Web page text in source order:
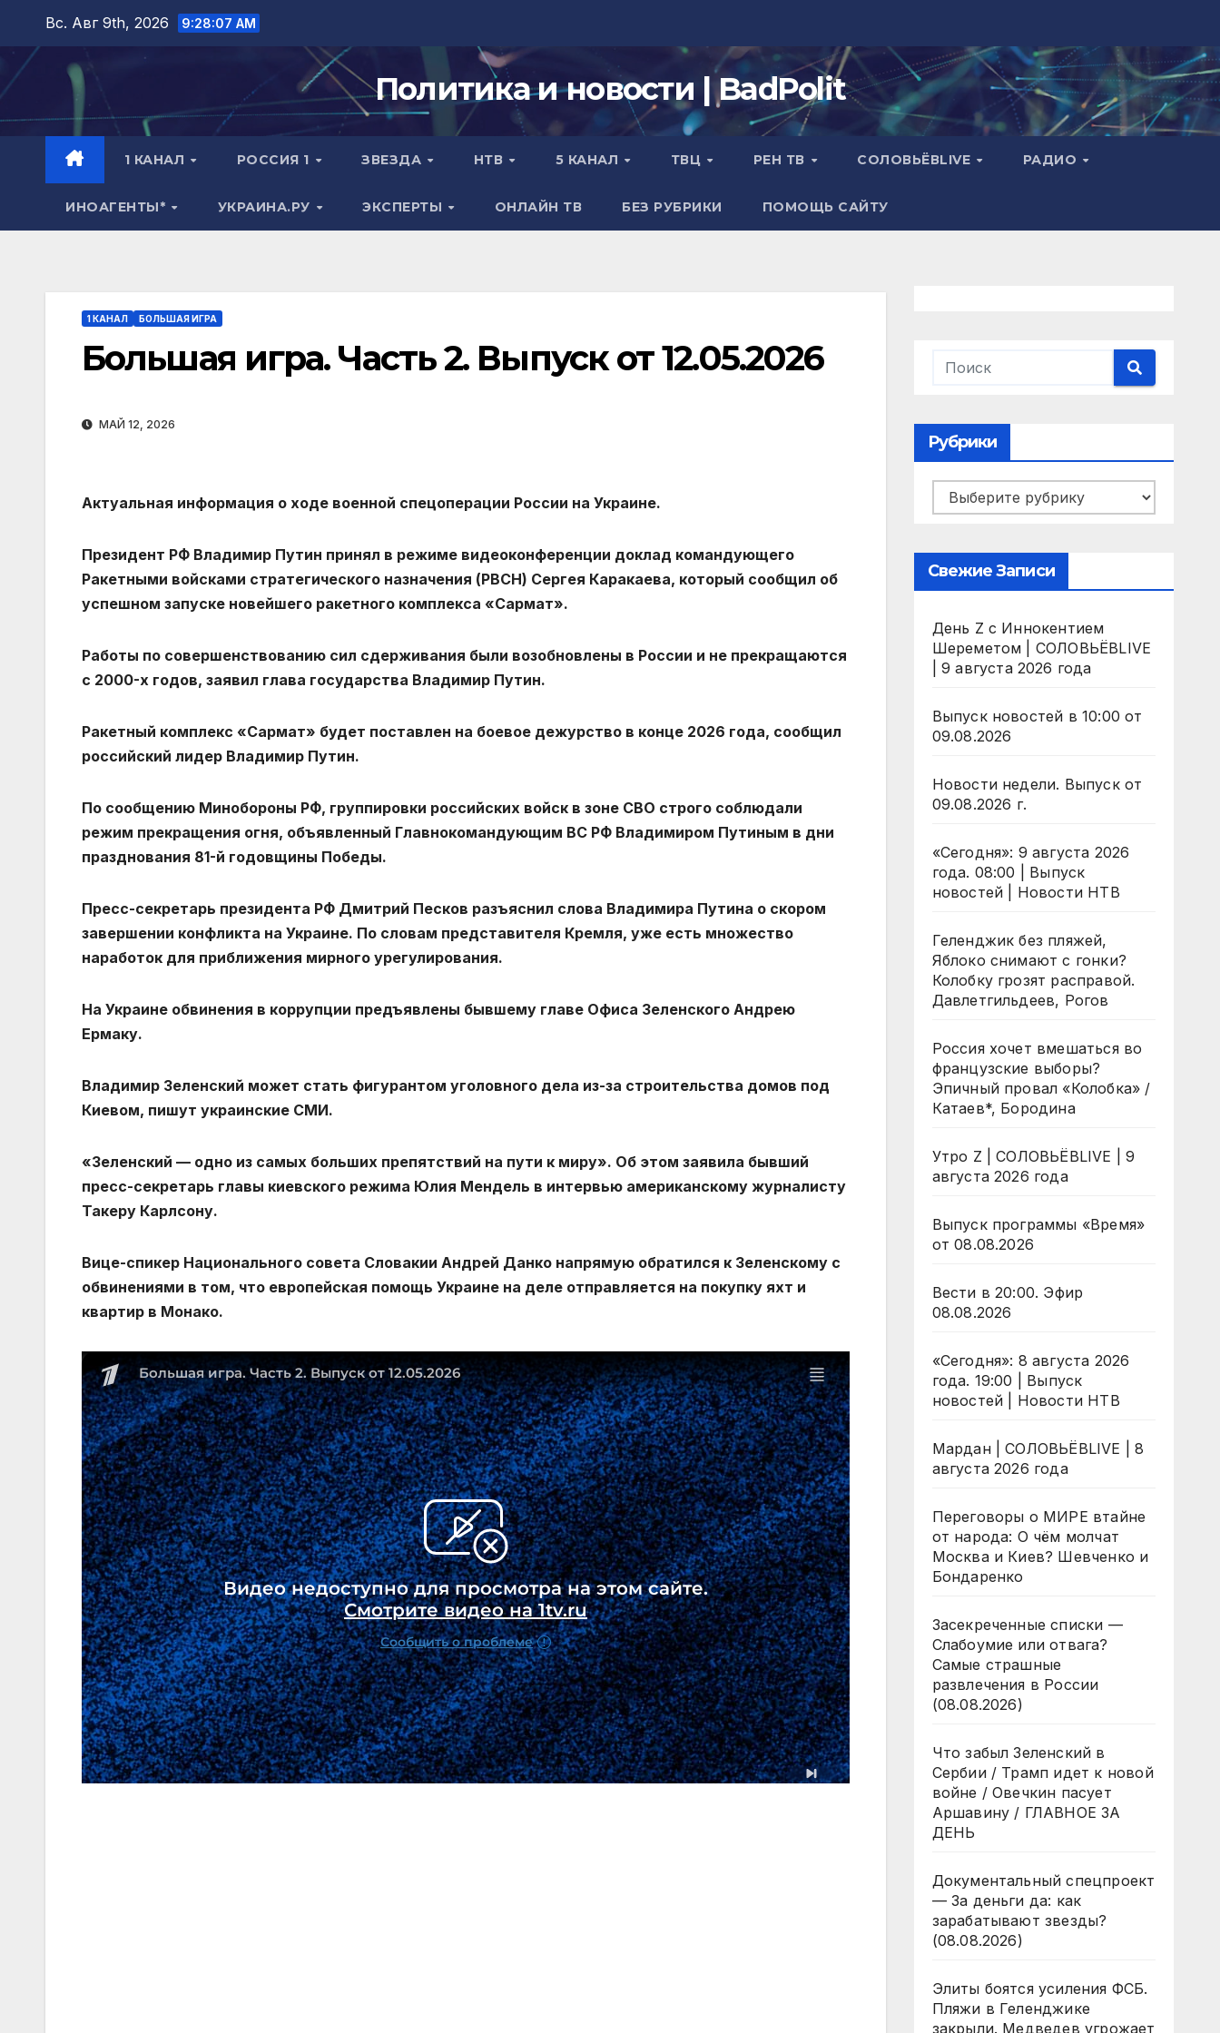
Перейти
содержимому
Вс. Авг 9th, 2026 9:28:08 AM
Политика и новости | BadPolit
1 КАНАЛ РОССИЯ 1 ЗВЕЗДА НТВ 5 КАНАЛ ТВЦ РЕН ТВ СОЛОВЬЁВLIVE РАДИО
ИНОАГЕНТЫ* УКРАИНА.РУ ЭКСПЕРТЫ ОНЛАЙН ТВ БЕЗ РУБРИКИ ПОМОЩЬ САЙТУ
1 КАНАЛ БОЛЬШАЯ ИГРА
Большая игра. Часть 2. Выпуск от 12.05.2026
МАЙ 12, 2026
Актуальная информация о ходе военной спецоперации России на Украине.
Президент РФ Владимир Путин принял в режиме видеоконференции доклад командующего
Ракетными войсками стратегического назначения (РВСН) Сергея Каракаева, который сообщил об
успешном запуске новейшего ракетного комплекса «Сармат».
Работы по совершенствованию сил сдерживания были возобновлены в России и не прекращаются
с 2000-х годов, заявил глава государства Владимир Путин.
Ракетный комплекс «Сармат» будет поставлен на боевое дежурство в конце 2026 года, сообщил
российский лидер Владимир Путин.
По сообщению Минобороны РФ, группировки российских войск в зоне СВО строго соблюдали
режим прекращения огня, объявленный Главнокомандующим ВС РФ Владимиром Путиным в дни
празднования 81-й годовщины Победы.
Пресс-секретарь президента РФ Дмитрий Песков разъяснил слова Владимира Путина о скором
завершении конфликта на Украине. По словам представителя Кремля, уже есть множество
наработок для приближения мирного урегулирования.
На Украине обвинения в коррупции предъявлены бывшему главе Офиса Зеленского Андрею
Ермаку.
Владимир Зеленский может стать фигурантом уголовного дела из-за строительства домов под
Киевом, пишут украинские СМИ.
«Зеленский — одно из самых больших препятствий на пути к миру». Об этом заявила бывший
пресс-секретарь главы киевского режима Юлия Мендель в интервью американскому журналисту
Такеру Карлсону.
Вице-спикер Национального совета Словакии Андрей Данко напрямую обратился к Зеленскому с
обвинениями в том, что европейская помощь Украине на деле отправляется на покупку яхт и
квартир в Монако.
Рубрики
Рубрики
Свежие Записи
День Z с Иннокентием
Шереметом | СОЛОВЬЁВLIVE
| 9 августа 2026 года
Выпуск новостей в 10:00 от
09.08.2026
Новости недели. Выпуск от
09.08.2026 г.
«Сегодня»: 9 августа 2026
года. 08:00 | Выпуск
новостей | Новости НТВ
Геленджик без пляжей,
Яблоко снимают с гонки?
Колобку грозят расправой.
Давлетгильдеев, Рогов
Россия хочет вмешаться во
французские выборы?
Эпичный провал «Колобка» /
Катаев*, Бородина
Утро Z | СОЛОВЬЁВLIVE | 9
августа 2026 года
Выпуск программы «Время»
от 08.08.2026
Вести в 20:00. Эфир
08.08.2026
«Сегодня»: 8 августа 2026
года. 19:00 | Выпуск
новостей | Новости НТВ
Мардан | СОЛОВЬЁВLIVE | 8
августа 2026 года
Переговоры о МИРЕ втайне
от народа: О чём молчат
Москва и Киев? Шевченко и
Бондаренко
Засекреченные списки —
Слабоумие или отвага?
Самые страшные
развлечения в России
(08.08.2026)
Что забыл Зеленский в
Сербии / Трамп идет к новой
войне / Овечкин пасует
Аршавину / ГЛАВНОЕ ЗА
ДЕНЬ
Документальный спецпроект
— За деньги да: как
зарабатывают звезды?
(08.08.2026)
Элиты боятся усиления ФСБ.
Пляжи в Геленджике
закрыли. Медведев угрожает